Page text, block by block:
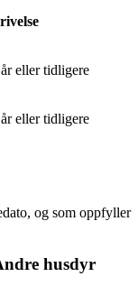
eller tidligere
eller tidligere
og som oppfyller
husdyr